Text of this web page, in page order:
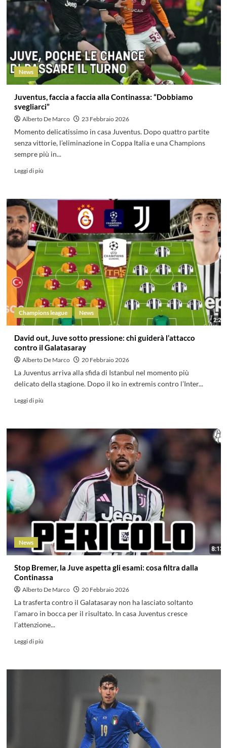
News
Juventus, faccia a faccia alla Continassa: “Dobbiamo
svegliarci”
Alberto De Marco 23 Febbraio 2026
Momento delicatissimo in casa Juventus. Dopo quattro partite
senza vittorie, l’eliminazione in Coppa Italia e una Champions
sempre più in...
Leggi di più
Champions league News
David out, Juve sotto pressione: chi guiderà l’attacco
contro il Galatasaray
Alberto De Marco 20 Febbraio 2026
La Juventus arriva alla sfida di Istanbul nel momento più
delicato della stagione. Dopo il ko in extremis contro l’Inter...
Leggi di più
News
Stop Bremer, la Juve aspetta gli esami: cosa filtra dalla
Continassa
Alberto De Marco 20 Febbraio 2026
La trasferta contro il Galatasaray non ha lasciato soltanto
l’amaro in bocca per il risultato. In casa Juventus cresce
l’attenzione...
Leggi di più